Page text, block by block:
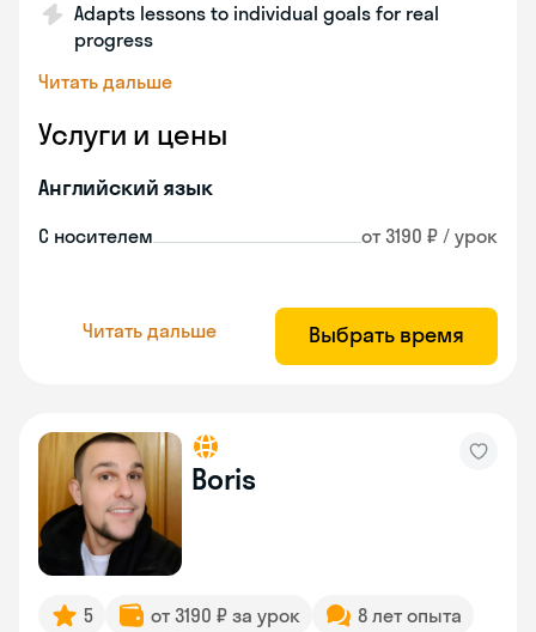
Adapts lessons to individual goals for real
progress
Читать дальше
Услуги и цены
Английский язык
С носителем от 3190 ₽ / урок
Читать дальше Выбрать время
Boris
5 от 3190 ₽ за урок
8 лет опыта